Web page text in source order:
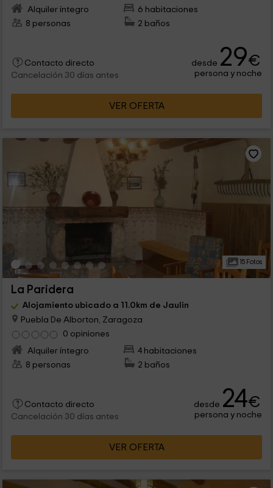
Alquiler íntegro
6 habitaciones
8 personas
2 baños
Contacto directo
Cancelación 30 días antes
desde 29€
persona y noche
VER OFERTA
15 Fotos
La Paridera
Alojamiento ubicado a 11.0km de Jaulin
Puebla De Alborton, Zaragoza
0 opiniones
Alquiler íntegro
4 habitaciones
8 personas
2 baños
Contacto directo
Cancelación 30 días antes
desde 24€
persona y noche
VER OFERTA